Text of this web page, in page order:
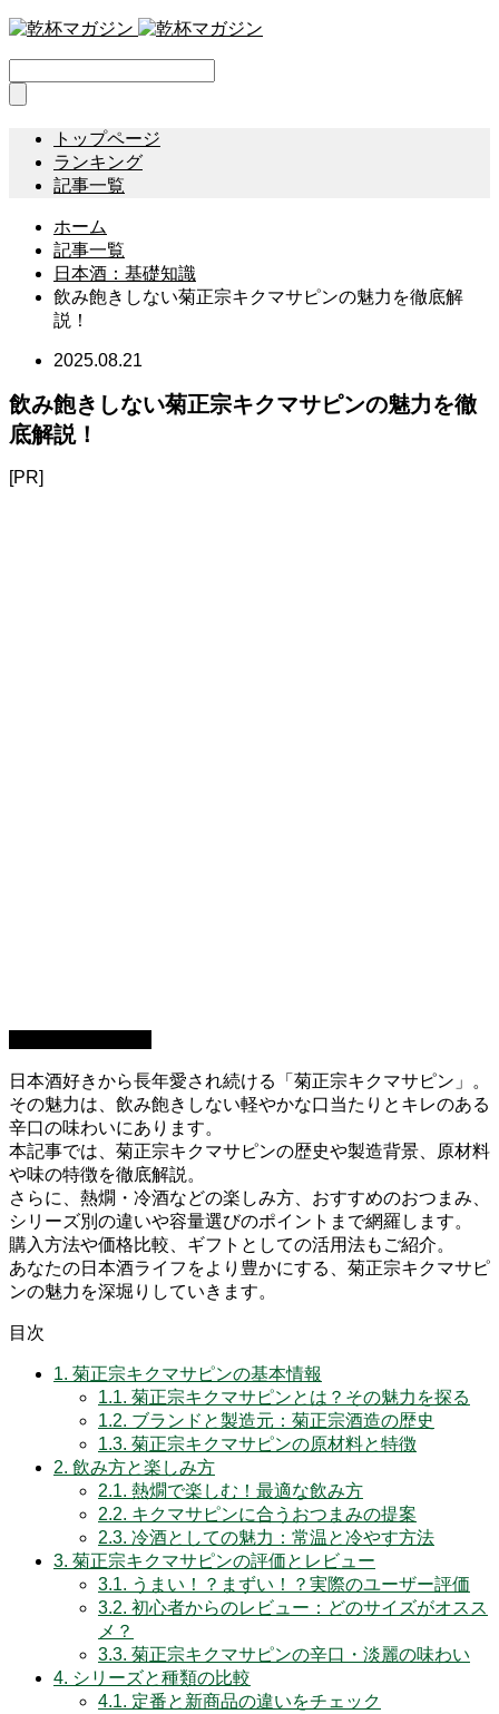
トップページ
ランキング
記事一覧
ホーム
記事一覧
日本酒：基礎知識
飲み飽きしない菊正宗キクマサピンの魅力を徹底解
説！
2025.08.21
飲み飽きしない菊正宗キクマサピンの魅力を徹
底解説！
[PR]
日本酒好きから長年愛され続ける「菊正宗キクマサピン」。
その魅力は、飲み飽きしない軽やかな口当たりとキレのある
辛口の味わいにあります。
本記事では、菊正宗キクマサピンの歴史や製造背景、原材料
や味の特徴を徹底解説。
さらに、熱燗・冷酒などの楽しみ方、おすすめのおつまみ、
シリーズ別の違いや容量選びのポイントまで網羅します。
購入方法や価格比較、ギフトとしての活用法もご紹介。
あなたの日本酒ライフをより豊かにする、菊正宗キクマサピ
ンの魅力を深堀りしていきます。
目次
1. 菊正宗キクマサピンの基本情報
1.1. 菊正宗キクマサピンとは？その魅力を探る
1.2. ブランドと製造元：菊正宗酒造の歴史
1.3. 菊正宗キクマサピンの原材料と特徴
2. 飲み方と楽しみ方
2.1. 熱燗で楽しむ！最適な飲み方
2.2. キクマサピンに合うおつまみの提案
2.3. 冷酒としての魅力：常温と冷やす方法
3. 菊正宗キクマサピンの評価とレビュー
3.1. うまい！？まずい！？実際のユーザー評価
3.2. 初心者からのレビュー：どのサイズがオスス
メ？
3.3. 菊正宗キクマサピンの辛口・淡麗の味わい
4. シリーズと種類の比較
4.1. 定番と新商品の違いをチェック